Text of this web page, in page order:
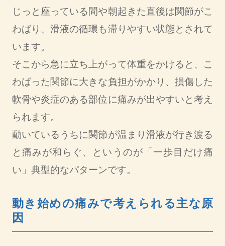
じっと座っている間や朝起きた直後は関節がこ
わばり、滑液の循環も滞りやすい状態とされて
います。
そこから急に立ち上がって体重をかけると、こ
わばった関節に大きな負担がかかり、損傷した
軟骨や炎症のある部位に痛みが出やすいと考え
られます。
動いているうちに関節が温まり滑液が行き渡る
と痛みが和らぐ、というのが「一歩目だけ痛
い」典型的なパターンです。
動き始めの痛みで考えられる主な原
因